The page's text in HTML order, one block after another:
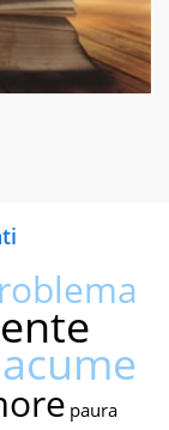
acume
paura